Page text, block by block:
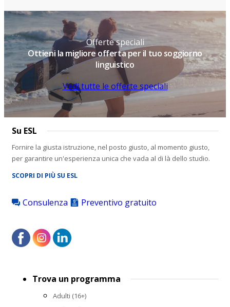
Offerte speciali
Ottieni la migliore offerta per il tuo soggiorno
linguistico
Vedi tutte le offerte speciali
Su ESL
Fornire la giusta istruzione, nel posto giusto, al momento giusto,
per garantire un'esperienza unica che vada al di là dello studio.
SCOPRI DI PIÙ SU ESL
Consulenza Preventivo gratuito
menu Trova un programma
Adulti (16+)